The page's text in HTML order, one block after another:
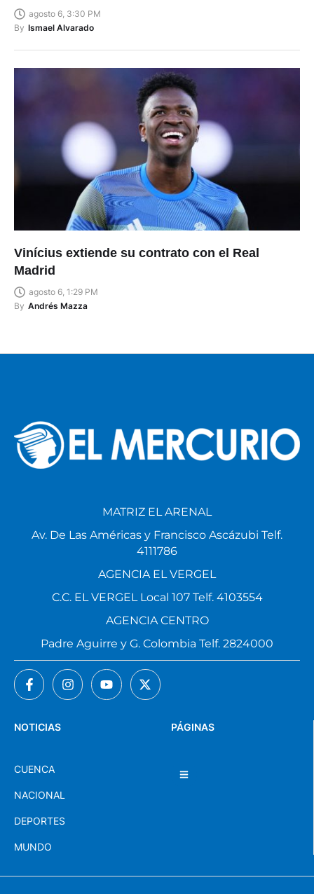
agosto 6, 3:30 PM
By Ismael Alvarado
Vinícius extiende su contrato con el Real
Madrid
agosto 6, 1:29 PM
By Andrés Mazza
PÁGINAS
NOTICIAS
CUENCA
NACIONAL
DEPORTES
MUNDO
MATRIZ EL ARENAL
Av. De Las Américas y Francisco Ascázubi Telf.
4111786
AGENCIA EL VERGEL
C.C. EL VERGEL Local 107 Telf. 4103554
AGENCIA CENTRO
Padre Aguirre y G. Colombia Telf. 2824000